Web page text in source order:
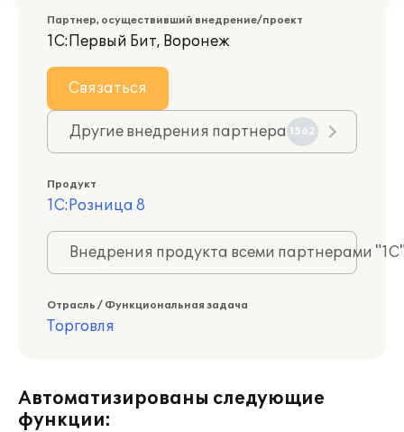
Партнер, осуществивший внедрение/проект
1С:Первый Бит, Воронеж
Связаться
Другие внедрения партнера 1562
Продукт
1С:Розница 8
Внедрения продукта всеми партнерами
Отрасль / Функциональная задача
Торговля
Автоматизированы следующие
функции: